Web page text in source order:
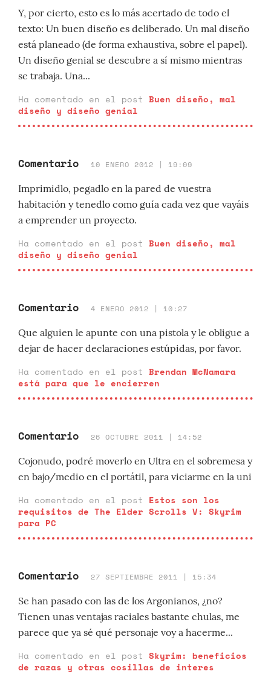
Y, por cierto, esto es lo más acertado de todo el
texto: Un buen diseño es deliberado. Un mal diseño
está planeado (de forma exhaustiva, sobre el papel).
Un diseño genial se descubre a sí mismo mientras
se trabaja. Una...
Ha comentado en el post Buen diseño, mal
diseño y diseño genial
Comentario 10 ENERO 2012 | 19:09
Imprimidlo, pegadlo en la pared de vuestra
habitación y tenedlo como guía cada vez que vayáis
a emprender un proyecto.
Ha comentado en el post Buen diseño, mal
diseño y diseño genial
Comentario 4 ENERO 2012 | 10:27
Que alguien le apunte con una pistola y le obligue a
dejar de hacer declaraciones estúpidas, por favor.
Ha comentado en el post Brendan McNamara
está para que le encierren
Comentario 26 OCTUBRE 2011 | 14:52
Cojonudo, podré moverlo en Ultra en el sobremesa y
en bajo/medio en el portátil, para viciarme en la uni
Ha comentado en el post Estos son los
requisitos de The Elder Scrolls V: Skyrim
para PC
Comentario 27 SEPTIEMBRE 2011 | 15:34
Se han pasado con las de los Argonianos, ¿no?
Tienen unas ventajas raciales bastante chulas, me
parece que ya sé qué personaje voy a hacerme...
Ha comentado en el post Skyrim: beneficios
de razas y otras cosillas de interes